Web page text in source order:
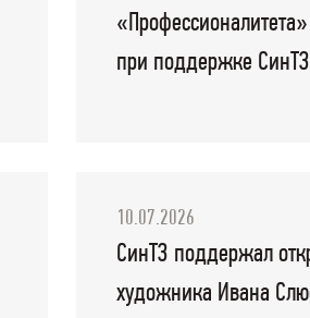
при поддержке СинТЗ
10.07.2026
СинТЗ поддержал
художника Ивана